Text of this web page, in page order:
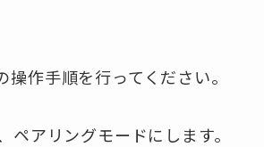
作手順を行ってください。
アリングモードにします。